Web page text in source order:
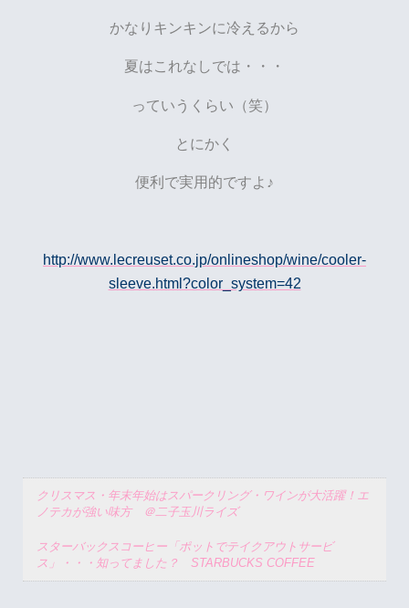
かなりキンキンに冷えるから
夏はこれなしでは・・・
っていうくらい（笑）
とにかく
便利で実用的ですよ♪
http://www.lecreuset.co.jp/onlineshop/wine/cooler-
sleeve.html?color_system=42
クリスマス・年末年始はスパークリング・ワインが大活躍！エ
ノテカが強い味方 ＠二子玉川ライズ
スターバックスコーヒー「ポットでテイクアウトサービ
ス」・・・知ってました？ STARBUCKS COFFEE